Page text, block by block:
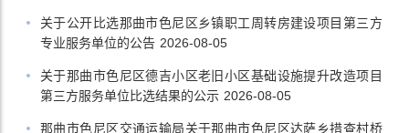
关于公开比选那曲市色尼区乡镇职工周转房建设项目第三方
专业服务单位的公告 2026-08-05
关于那曲市色尼区德吉小区老旧小区基础设施提升改造项目
第三方服务单位比选结果的公示 2026-08-05
那曲市色尼区交通运输局关于那曲市色尼区达萨乡措查村桥